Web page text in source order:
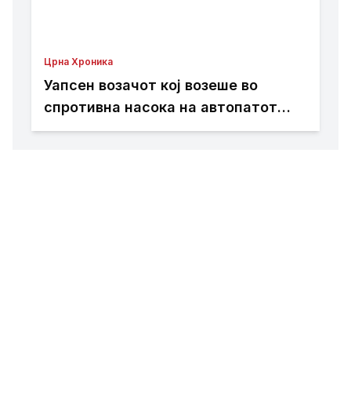
Црна Хроника
Уапсен возачот кој возеше во
спротивна насока на автопатот
Скопје – Велес